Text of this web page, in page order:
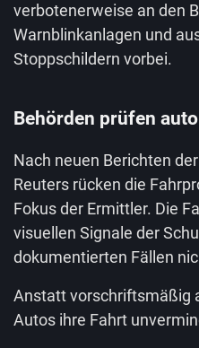
verbotenerweise an den
Warnblinkanlagen und
Stoppschildern vorbei.
Behörden prüfen
Nach neuen Berichten
Reuters rücken die
Fokus der Ermittler. Die
visuellen Signale der
dokumentierten Fällen
Anstatt vorschriftsmäßig
Autos ihre Fahrt